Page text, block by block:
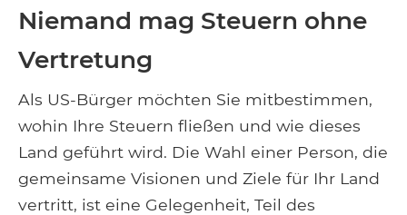
Niemand mag Steuern ohne
Vertretung
Als US-Bürger möchten Sie mitbestimmen,
wohin Ihre Steuern fließen und wie dieses
Land geführt wird. Die Wahl einer Person, die
gemeinsame Visionen und Ziele für Ihr Land
vertritt, ist eine Gelegenheit, Teil des